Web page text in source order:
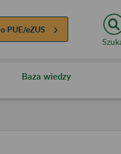
PUE/eZUS
Baza wiedzy